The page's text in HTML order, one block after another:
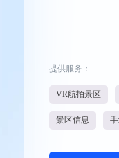
提供服务：
VR航拍景区
景区信息